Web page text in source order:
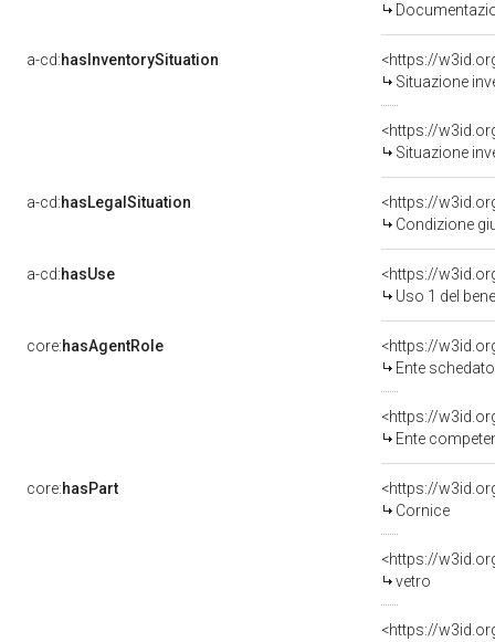
a-cd:hasInventorySituation
<https://
Situazione
<https://
Situazione
a-cd:hasLegalSituation
<https://
Condizione
a-cd:hasUse
<https://
Uso 1 del
core:hasAgentRole
<https://
Ente
<https://
Ente
core:hasPart
<https://
Cornice
<https://
vetro
<https://